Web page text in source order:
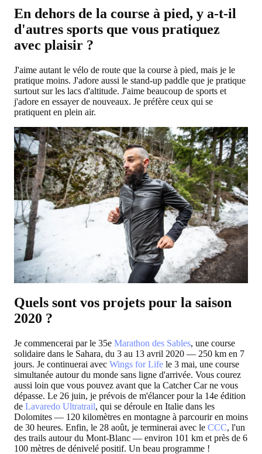
En dehors de la course à pied, y a-t-il
d'autres sports que vous pratiquez
avec plaisir ?
J'aime autant le vélo de route que la course à pied, mais je le
pratique moins. J'adore aussi le stand-up paddle que je pratique
surtout sur les lacs d'altitude. J'aime beaucoup de sports et
j'adore en essayer de nouveaux. Je préfère ceux qui se
pratiquent en plein air.
Quels sont vos projets pour la saison
2020 ?
Je commencerai par le 35e Marathon des Sables, une course
solidaire dans le Sahara, du 3 au 13 avril 2020 — 250 km en 7
jours. Je continuerai avec Wings for Life le 3 mai, une course
simultanée autour du monde sans ligne d'arrivée. Vous courez
aussi loin que vous pouvez avant que la Catcher Car ne vous
dépasse. Le 26 juin, je prévois de m'élancer pour la 14e édition
de Lavaredo Ultratrail, qui se déroule en Italie dans les
Dolomites — 120 kilomètres en montagne à parcourir en moins
de 30 heures. Enfin, le 28 août, je terminerai avec le CCC, l'un
des trails autour du Mont-Blanc — environ 101 km et près de 6
100 mètres de dénivelé positif. Un beau programme !